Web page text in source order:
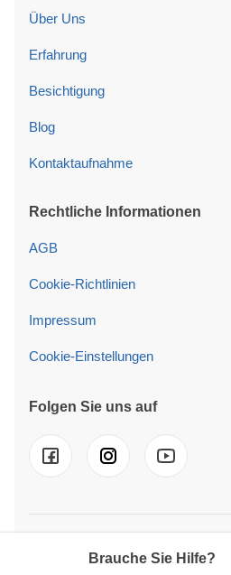
Brauche Sie Hilfe?
Über Uns
Erfahrung
Besichtigung
Blog
Kontaktaufnahme
Rechtliche Informationen
AGB
Cookie-Richtlinien
Impressum
Cookie-Einstellungen
Folgen Sie uns auf
© 2026 Pineca GmbH Wir sind
FR-DE-IT-ES-PT-